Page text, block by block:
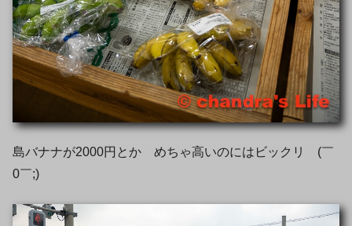
島バナナが2000円とか めちゃ高いのにはビックリ (￣
0￣;)